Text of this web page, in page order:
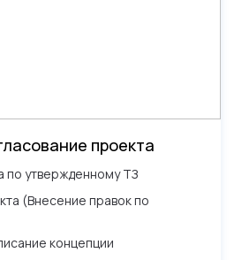
проекта
по утвержденному ТЗ
(Внесение правок по
концепции